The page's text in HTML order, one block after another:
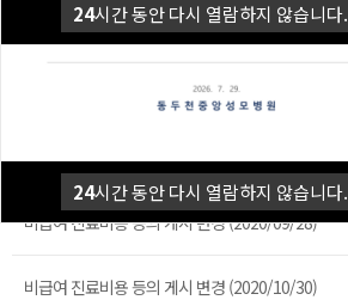
24시간 동안 다시 열람하지 않습니다.
24시간 동안 다시 열람하지 않습니다.
비급여 진료비용 등의 게시 변경 (2020/08/20)
비급여 진료비용 등의 게시 변경 (2020/09/01)
비급여 진료비용 등의 게시 변경 (2020/09/09)
비급여 진료비용 등의 게시 변경 (2020/09/28)
비급여 진료비용 등의 게시 변경 (2020/10/30)